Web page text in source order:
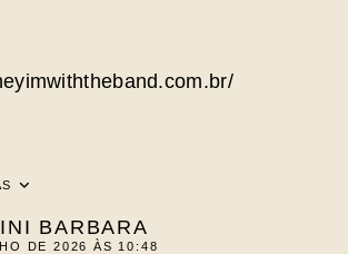
BARBARA
DE 2026 ÀS 10:48